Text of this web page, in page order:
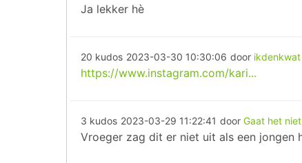
Ja lekker hè
20 kudos 2023-03-30 10:30:06 door ikdenkwat
https://www.instagram.com/kari...
3 kudos 2023-03-29 11:22:41 door Gaat het
Vroeger zag dit er niet uit als een jongen